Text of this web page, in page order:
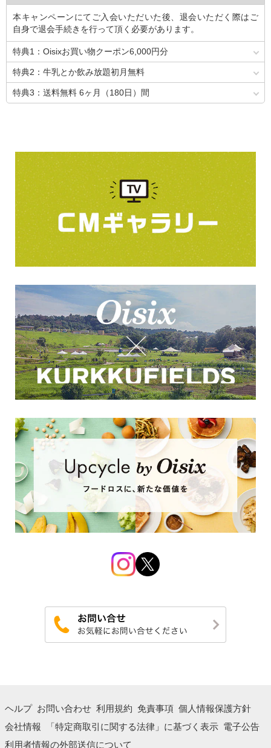
本キャンペーンにてご入会いただいた後、退会いただく際はご
自身で退会手続きを行って頂く必要があります。
特典1：Oisixお買い物クーポン6,000円分
特典2：牛乳とか飲み放題初月無料
特典3：送料無料 6ヶ月（180日）間
ヘルプ お問い合わせ 利用規約 免責事項 個人情報保護方針
会社情報
「特定商取引に関する法律」に基づく表示 電子公告
利用者情報の外部送信について